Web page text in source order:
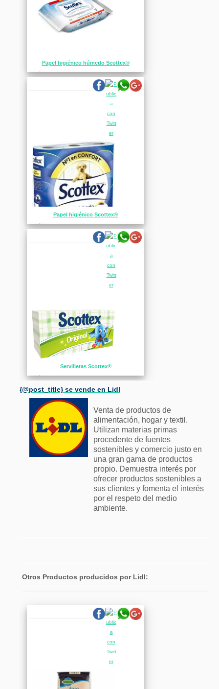
Papel higiénico húmedo Scottex®
Papel higiénico Scottex®
Servilletas Scottex®
{@post_title} se vende en Lidl
Venta de productos de
alimentación, hogar y textil.
Utilizan materias primas
procedente de fuentes
sostenibles y comercio justo en
una gran gama de productos
propio. Demuestra interés por
ofrecer productos sostenibles a
sus clientes y fomenta el interés
por el respeto del medio
ambiente.
Otros Productos producidos por Lidl: